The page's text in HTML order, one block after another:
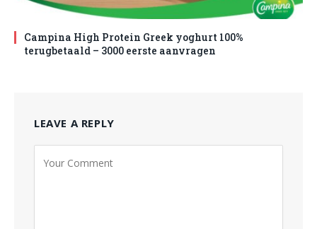
Campina High Protein Greek yoghurt 100%
terugbetaald – 3000 eerste aanvragen
LEAVE A REPLY